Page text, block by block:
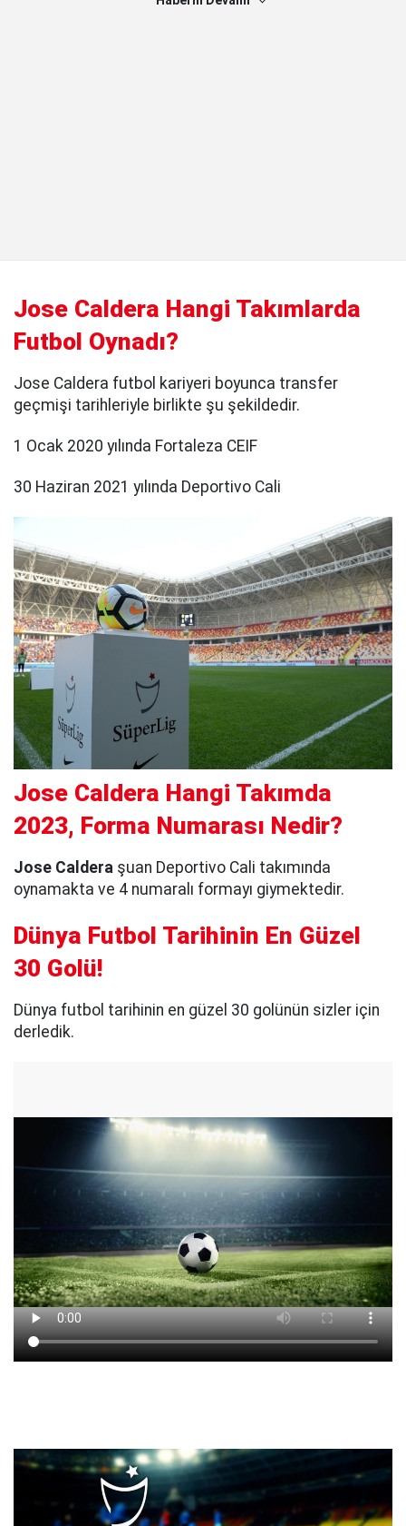
Jose Caldera Hangi Takımlarda
Futbol Oynadı?
Jose Caldera futbol kariyeri boyunca transfer
geçmişi tarihleriyle birlikte şu şekildedir.
1 Ocak 2020 yılında Fortaleza CEIF
30 Haziran 2021 yılında Deportivo Cali
Jose Caldera Hangi Takımda
2023, Forma Numarası Nedir?
Jose Caldera şuan Deportivo Cali takımında
oynamakta ve 4 numaralı formayı giymektedir.
Dünya Futbol Tarihinin En Güzel
30 Golü!
Dünya futbol tarihinin en güzel 30 golünün sizler için
derledik.